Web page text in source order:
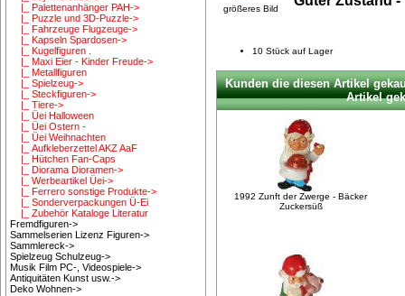
|_ Palettenanhänger PAH->
|_ Puzzle und 3D-Puzzle->
|_ Fahrzeuge Flugzeuge->
|_ Kapseln Spardosen->
|_ Kugelfiguren .
|_ Maxi Eier - Kinder Freude->
|_ Metallfiguren
|_ Spielzeug->
|_ Steckfiguren->
|_ Tiere->
|_ Üei Halloween
|_ Üei Ostern -
|_ Üei Weihnachten
|_ Aufkleberzettel AKZ AaF
|_ Hütchen Fan-Caps
|_ Diorama Dioramen->
|_ Werbeartikel Üei->
|_ Ferrero sonstige Produkte->
|_ Sonderverpackungen Ü-Ei
|_ Zubehör Kataloge Literatur
Fremdfiguren->
Sammelserien Lizenz Figuren->
Sammlereck->
Spielzeug Schulzeug->
Musik Film PC-, Videospiele->
Antiquitäten Kunst usw.->
Deko Wohnen->
größeres Bild
10 Stück auf Lager
Kunden die diesen Artikel
Artikel
1992 Zunft der Zwerge - Bäcker
Zuckersüß